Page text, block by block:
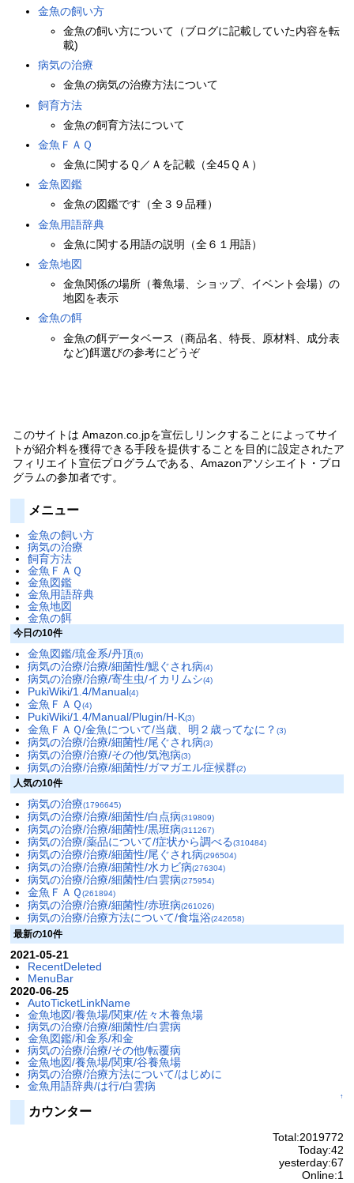
金魚の飼い方
金魚の飼い方について（ブログに記載していた内容を転
載)
病気の治療
金魚の病気の治療方法について
飼育方法
金魚の飼育方法について
金魚ＦＡＱ
金魚に関するＱ／Ａを記載（全45ＱＡ）
金魚図鑑
金魚の図鑑です（全３９品種）
金魚用語辞典
金魚に関する用語の説明（全６１用語）
金魚地図
金魚関係の場所（養魚場、ショップ、イベント会場）の
地図を表示
金魚の餌
金魚の餌データベース（商品名、特長、原材料、成分表
など)餌選びの参考にどうぞ
このサイトは Amazon.co.jpを宣伝しリンクすることによってサイ
トが紹介料を獲得できる手段を提供することを目的に設定されたア
フィリエイト宣伝プログラムである、Amazonアソシエイト・プロ
グラムの参加者です。
メニュー
金魚の飼い方
病気の治療
飼育方法
金魚ＦＡＱ
金魚図鑑
金魚用語辞典
金魚地図
金魚の餌
今日の10件
金魚図鑑/琉金系/丹頂(6)
病気の治療/治療/細菌性/鰓ぐされ病(4)
病気の治療/治療/寄生虫/イカリムシ(4)
PukiWiki/1.4/Manual(4)
金魚ＦＡＱ(4)
PukiWiki/1.4/Manual/Plugin/H-K(3)
金魚ＦＡＱ/金魚について/当歳、明２歳ってなに？ (3)
病気の治療/治療/細菌性/尾ぐされ病(3)
病気の治療/治療/その他/気泡病(3)
病気の治療/治療/細菌性/ガマガエル症候群(2)
人気の10件
病気の治療(1796645)
病気の治療/治療/細菌性/白点病(319809)
病気の治療/治療/細菌性/黒班病(311267)
病気の治療/薬品について/症状から調べる(310484)
病気の治療/治療/細菌性/尾ぐされ病(296504)
病気の治療/治療/細菌性/水カビ病(276304)
病気の治療/治療/細菌性/白雲病(275954)
金魚ＦＡＱ(261894)
病気の治療/治療/細菌性/赤班病(261026)
病気の治療/治療方法について/食塩浴(242658)
最新の10件
2021-05-21
RecentDeleted
MenuBar
2020-06-25
AutoTicketLinkName
金魚地図/養魚場/関東/佐々木養魚場
病気の治療/治療/細菌性/白雲病
金魚図鑑/和金系/和金
病気の治療/治療/その他/転覆病
金魚地図/養魚場/関東/谷養魚場
病気の治療/治療方法について/はじめに
金魚用語辞典/は行/白雲病
↑
カウンター
Total:2019772
Today:42
yesterday:67
Online:1